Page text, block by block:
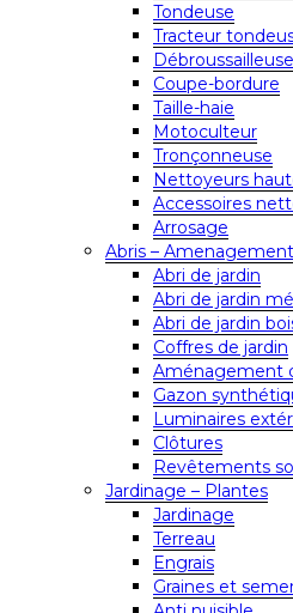
Tondeuse
Tracteur
Débroussailleuse
Coupe-bordure
Taille-haie
Motoculteur
Tronçonneuse
Nettoyeurs
Accessoires
Arrosage
Abris –
Abri de jardin
Abri de jardin
Abri de jardin
Coffres de jardin
Aménagement
Gazon
Luminaires
Clôtures
Revêtements
Jardinage – Plantes
Jardinage
Terreau
Engrais
Graines et